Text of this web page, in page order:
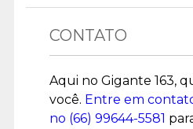
CONTATO
Aqui no Gigante 163,
você. Entre em
no (66) 99644-5581